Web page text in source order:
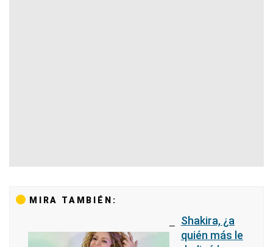
MIRA TAMBIÉN:
Shakira, ¿a
quién más le